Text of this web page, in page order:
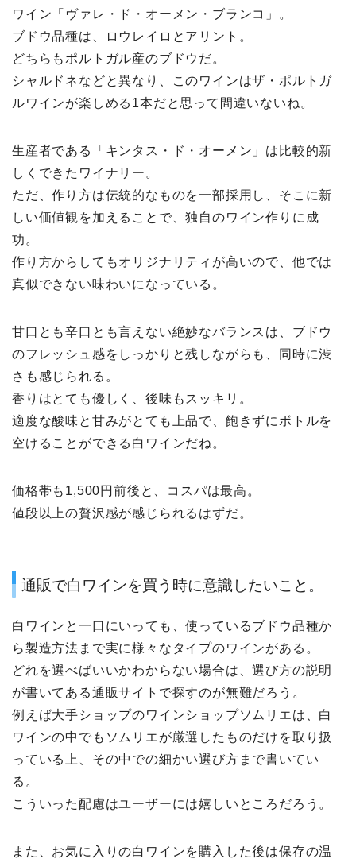
ワイン「ヴァレ・ド・オーメン・ブランコ」。
ブドウ品種は、ロウレイロとアリント。
どちらもポルトガル産のブドウだ。
シャルドネなどと異なり、このワインはザ・ポルトガ
ルワインが楽しめる1本だと思って間違いないね。
生産者である「キンタス・ド・オーメン」は比較的新
しくできたワイナリー。
ただ、作り方は伝統的なものを一部採用し、そこに新
しい価値観を加えることで、独自のワイン作りに成
功。
作り方からしてもオリジナリティが高いので、他では
真似できない味わいになっている。
甘口とも辛口とも言えない絶妙なバランスは、ブドウ
のフレッシュ感をしっかりと残しながらも、同時に渋
さも感じられる。
香りはとても優しく、後味もスッキリ。
適度な酸味と甘みがとても上品で、飽きずにボトルを
空けることができる白ワインだね。
価格帯も1,500円前後と、コスパは最高。
値段以上の贅沢感が感じられるはずだ。
通販で白ワインを買う時に意識したいこと。
白ワインと一口にいっても、使っているブドウ品種か
ら製造方法まで実に様々なタイプのワインがある。
どれを選べばいいかわからない場合は、選び方の説明
が書いてある通販サイトで探すのが無難だろう。
例えば大手ショップのワインショップソムリエは、白
ワインの中でもソムリエが厳選したものだけを取り扱
っている上、その中での細かい選び方まで書いてい
る。
こういった配慮はユーザーには嬉しいところだろう。
また、お気に入りの白ワインを購入した後は保存の温